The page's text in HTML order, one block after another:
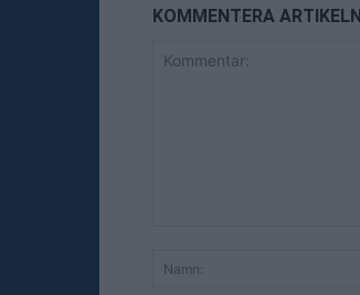
KOMMENTERA ARTIKELN